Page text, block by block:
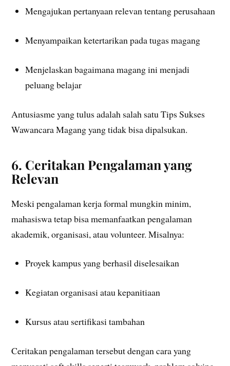
Mengajukan pertanyaan relevan tentang perusahaan
Menyampaikan ketertarikan pada tugas magang
Menjelaskan bagaimana magang ini menjadi
peluang belajar
Antusiasme yang tulus adalah salah satu Tips Sukses
Wawancara Magang yang tidak bisa dipalsukan.
6. Ceritakan Pengalaman yang
Relevan
Meski pengalaman kerja formal mungkin minim,
mahasiswa tetap bisa memanfaatkan pengalaman
akademik, organisasi, atau volunteer. Misalnya:
Proyek kampus yang berhasil diselesaikan
Kegiatan organisasi atau kepanitiaan
Kursus atau sertifikasi tambahan
Ceritakan pengalaman tersebut dengan cara yang